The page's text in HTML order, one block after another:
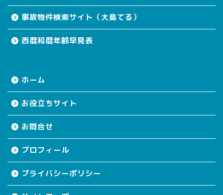
事故物件検索サイト（大島てる）
西暦和暦年齢早見表
ホーム
お役立ちサイト
お問合せ
プロフィール
プライバシーポリシー